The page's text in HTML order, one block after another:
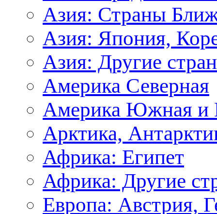
Азия: Страны
Азия: Япония,
Азия: Другие
Америка Северная
Америка Южная и
Арктика,
Африка: Египет
Африка: Другие
Европа: Австрия,